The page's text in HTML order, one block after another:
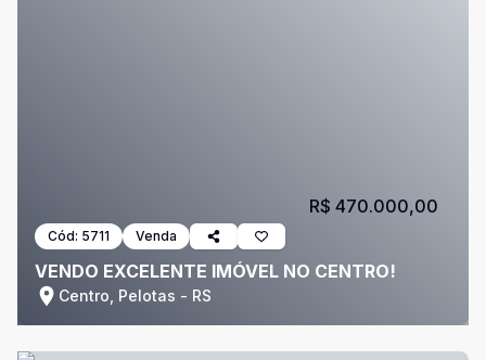
Cód: 5711 Venda
VENDO EXCELENTE IMÓVEL NO CENTRO!
Centro, Pelotas - RS
R$ 470.000,00